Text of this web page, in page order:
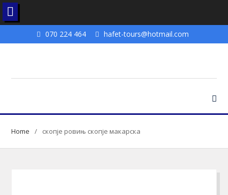
070 224 464 hafet-tours@hotmail.com
Home скопје ровињ скопје макарска